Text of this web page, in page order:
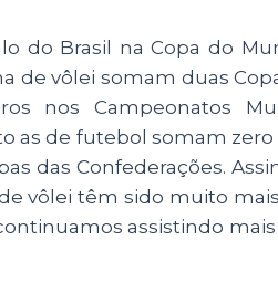
do Brasil na Copa do
de vôlei somam duas
nos Campeonatos
as de futebol somam
das Confederações.
vôlei têm sido muito
assistindo